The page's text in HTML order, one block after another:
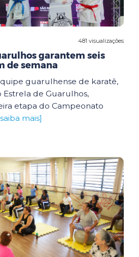
481 visualizações
garantem seis
de semana
guarulhense de karatê,
de Guarulhos,
etapa do Campeonato
mais]